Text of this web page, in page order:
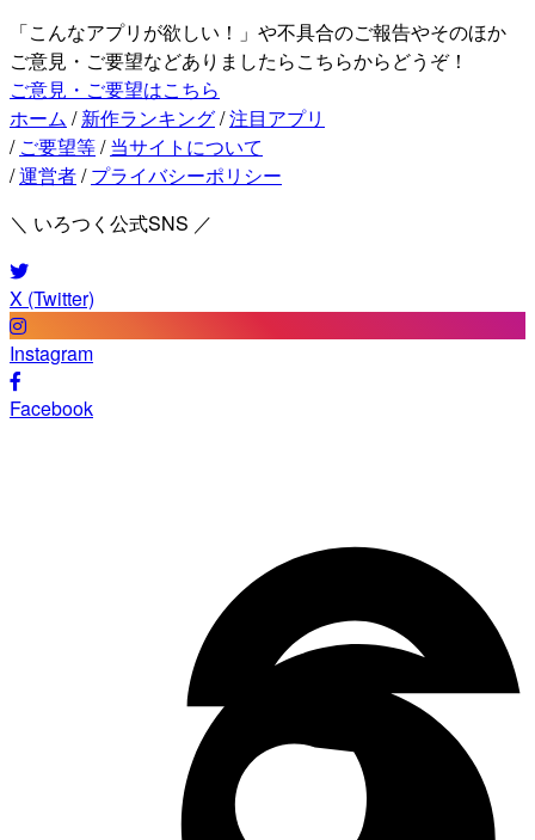
「こんなアプリが欲しい！」や不具合のご報告やそのほか
ご意見・ご要望などありましたらこちらからどうぞ！
ご意見・ご要望はこちら
ホーム / 新作ランキング/注目アプリ
/ ご要望等/ 当サイトについて
/運営者/ プライバシーポリシー
＼ いろつく公式SNS ／
X (Twitter)
Instagram
Facebook